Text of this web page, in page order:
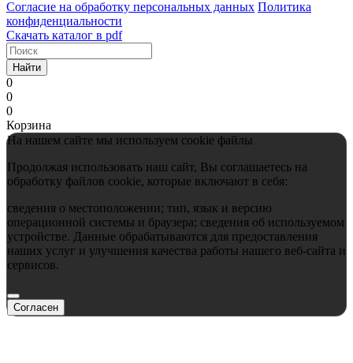
Согласие на обработку персональных данных Политика
конфиденциальности
Скачать каталог в pdf
Найти
0
0
0
Корзина
На нашем сайте мы используем cookie файлы
Продолжая использовать наш сайт, Вы соглашаетесь на
обработку файлов cookie, которые включают в себя:
сведения о местоположении; тип, язык и версию
операционной системы и браузера; сведения об используемом
устройстве. Данные обрабатываются для предоставления
наших услуг и улучшения качества работы нашего веб-сайта и
сервисов.
Согласен